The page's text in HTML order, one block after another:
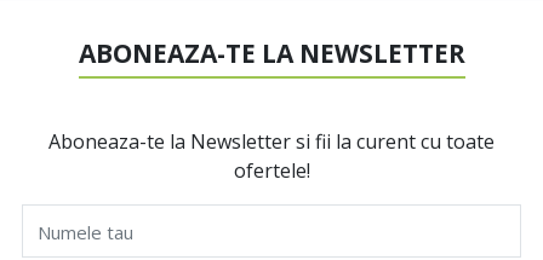
ABONEAZA-TE LA NEWSLETTER
Aboneaza-te la Newsletter si fii la curent cu toate
ofertele!
Numele tau